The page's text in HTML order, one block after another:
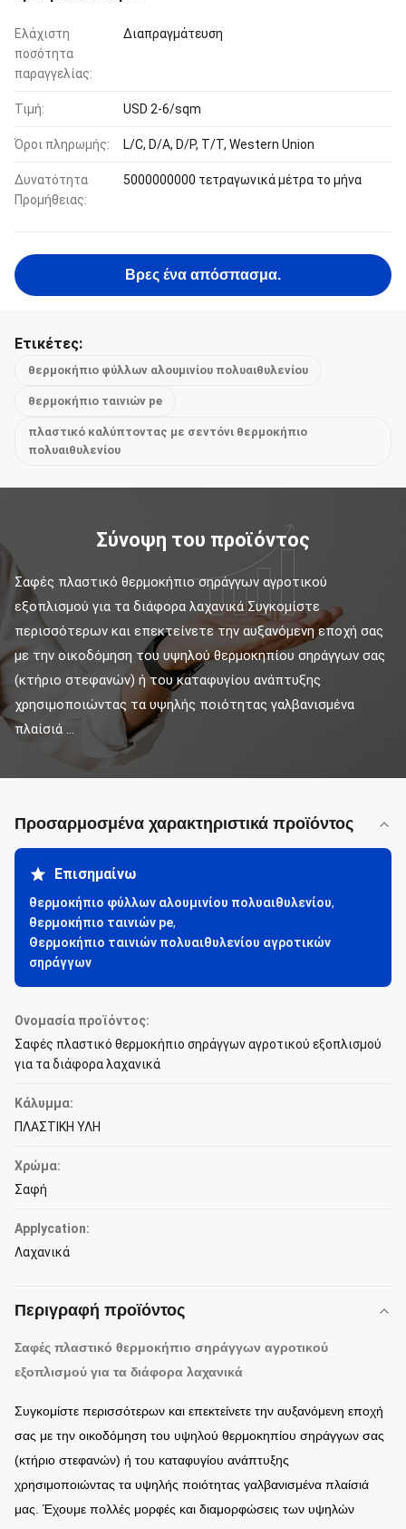
Ελάχιστη
ποσότητα
παραγγελίας:
Διαπραγμάτευση
Τιμή: USD 2-6/sqm
Όροι πληρωμής: L/C, D/A, D/P, T/T, Western Union
Δυνατότητα
Προμήθειας:
5000000000 τετραγωνικά μέτρα το μήνα
Βρες ένα απόσπασμα.
Ετικέτες:
θερμοκήπιο φύλλων αλουμινίου πολυαιθυλενίου
θερμοκήπιο ταινιών pe
πλαστικό καλύπτοντας με σεντόνι θερμοκήπιο
πολυαιθυλενίου
Σύνοψη του προϊόντος
Σαφές πλαστικό θερμοκήπιο σηράγγων αγροτικού
εξοπλισμού για τα διάφορα λαχανικά Συγκομίστε
περισσότερων και επεκτείνετε την αυξανόμενη εποχή σας
με την οικοδόμηση του υψηλού θερμοκηπίου σηράγγων σας
(κτήριο στεφανών) ή του καταφυγίου ανάπτυξης
χρησιμοποιώντας τα υψηλής ποιότητας γαλβανισμένα
πλαίσιά ...
Προσαρμοσμένα χαρακτηριστικά προϊόντος
Επισημαίνω
θερμοκήπιο φύλλων αλουμινίου πολυαιθυλενίου,
θερμοκήπιο ταινιών pe,
Θερμοκήπιο ταινιών πολυαιθυλενίου αγροτικών
σηράγγων
Ονομασία προϊόντος:
Σαφές πλαστικό θερμοκήπιο σηράγγων αγροτικού εξοπλισμού
για τα διάφορα λαχανικά
Κάλυμμα:
ΠΛΑΣΤΙΚΗ ΥΛΗ
Χρώμα:
Σαφή
Applycation:
Λαχανικά
Περιγραφή προϊόντος
Σαφές πλαστικό θερμοκήπιο σηράγγων αγροτικού
εξοπλισμού για τα διάφορα λαχανικά
Συγκομίστε περισσότερων και επεκτείνετε την αυξανόμενη εποχή
σας με την οικοδόμηση του υψηλού θερμοκηπίου σηράγγων σας
(κτήριο στεφανών) ή του καταφυγίου ανάπτυξης
χρησιμοποιώντας τα υψηλής ποιότητας γαλβανισμένα πλαίσιά
μας. Έχουμε πολλές μορφές και διαμορφώσεις των υψηλών